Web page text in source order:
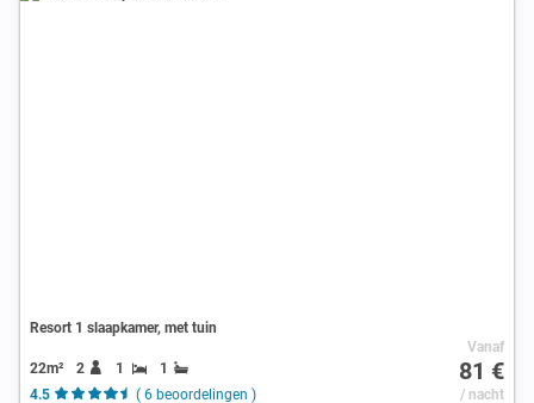
Resort 1 slaapkamer, met tuin
22m² 2 1
1
4.5
( 6 beoordelingen )
Vanaf
81 €
/ nacht